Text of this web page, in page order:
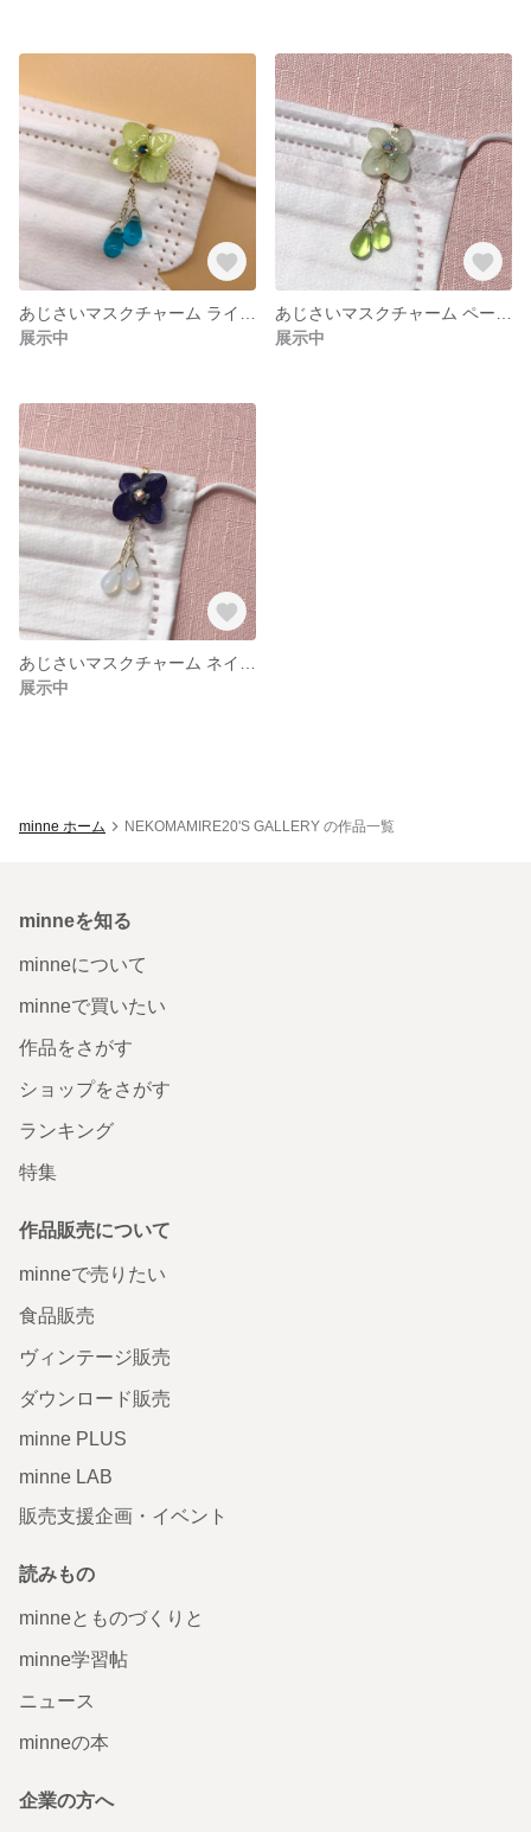
展示中
展示中
展示中
minne ホーム NEKOMAMIRE20'S GALLERY の作品一覧
minneを知る
minneについて
minneで買いたい
作品をさがす
ショップをさがす
ランキング
特集
作品販売について
minneで売りたい
食品販売
ヴィンテージ販売
ダウンロード販売
minne PLUS
minne LAB
販売支援企画・イベント
読みもの
minneとものづくりと
minne学習帖
ニュース
minneの本
企業の方へ